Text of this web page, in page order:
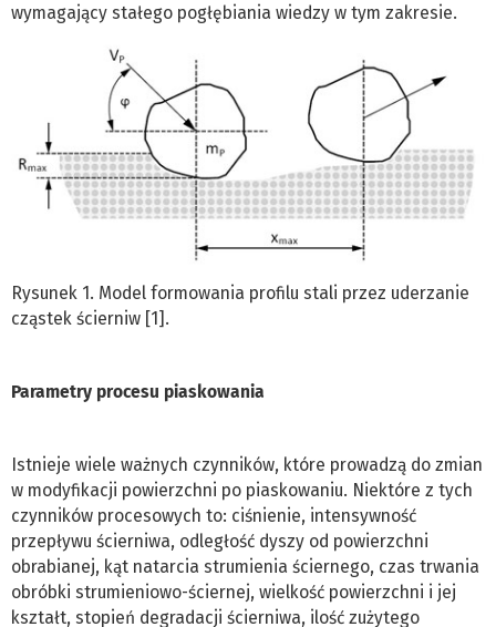
wymagający stałego pogłębiania wiedzy w tym zakresie.
Rysunek 1. Model formowania profilu stali przez uderzanie
cząstek ścierniw [1].
Parametry procesu piaskowania
Istnieje wiele ważnych czynników, które prowadzą do zmian
w modyfikacji powierzchni po piaskowaniu. Niektóre z tych
czynników procesowych to: ciśnienie, intensywność
przepływu ścierniwa, odległość dyszy od powierzchni
obrabianej, kąt natarcia strumienia ściernego, czas trwania
obróbki strumieniowo-ściernej, wielkość powierzchni i jej
kształt, stopień degradacji ścierniwa, ilość zużytego